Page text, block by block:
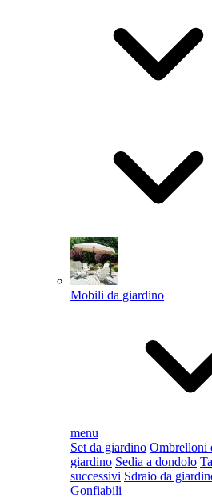
Mobili da giardino
menu
Set da giardino Ombrelloni
giardino Sedia a dondolo
successivi Sdraio da
Gonfiabili